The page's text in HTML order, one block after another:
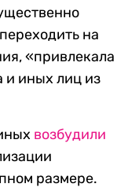
на
«привлекала
и иных лиц из
возбудили
размере.